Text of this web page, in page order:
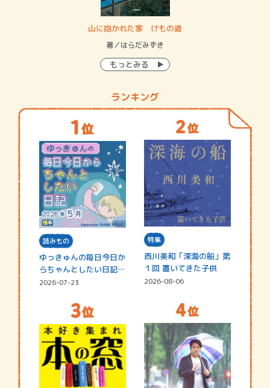
山に抱かれた家 けもの道
著／はらだみずき
もっとみる
ランキング
読みもの
ゆっきゅんの毎日今日か
らちゃんとしたい日記
☆202…
2026-07-23
特集
西川美和「深海の船」第
１回 置いてきた子供
2026-08-06